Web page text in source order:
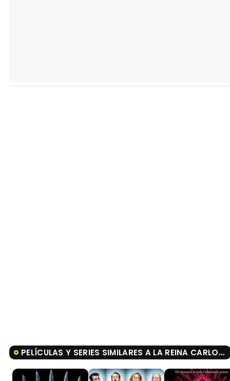
PELÍCULAS Y SERIES SIMILARES A LA REINA CARLOTA: UNA HISTORIA DE LOS BRIDGERTON